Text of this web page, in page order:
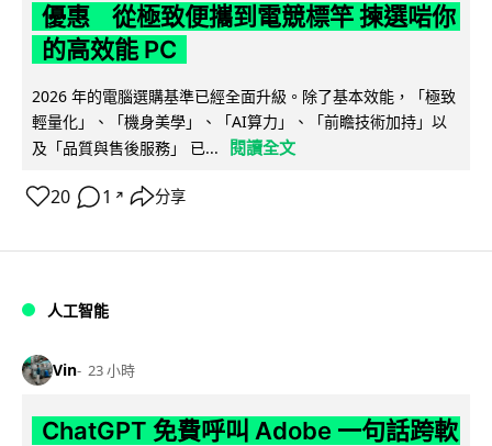
優惠 從極致便攜到電競標竿 揀選啱你
的高效能 PC
2026 年的電腦選購基準已經全面升級。除了基本效能，「極致
輕量化」、「機身美學」、「AI算力」、「前瞻技術加持」以
及「品質與售後服務」 已...
閱讀全文
20 1 ↗ 分享
人工智能
Vin 23 小時
ChatGPT 免費呼叫 Adobe 一句話跨軟